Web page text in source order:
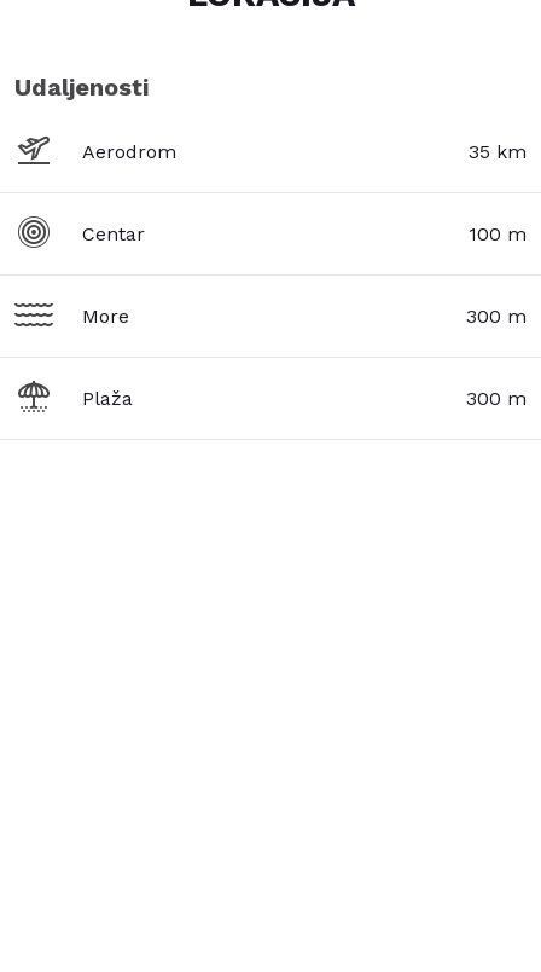
Udaljenosti
Aerodrom 35 km
Centar 100 m
More 300 m
Plaža 300 m